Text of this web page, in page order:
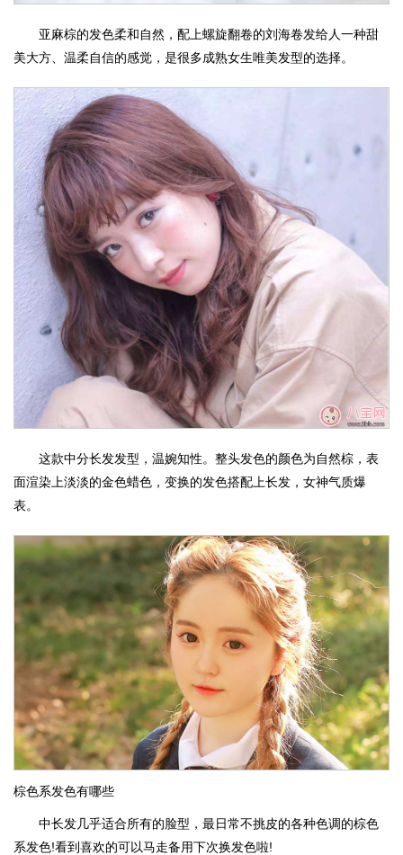
亚麻棕的发色柔和自然，配上螺旋翻卷的刘海卷发给人一种甜
美大方、温柔自信的感觉，是很多成熟女生唯美发型的选择。
这款中分长发发型，温婉知性。整头发色的颜色为自然棕，表
面渲染上淡淡的金色蜡色，变换的发色搭配上长发，女神气质爆
表。
棕色系发色有哪些
中长发几乎适合所有的脸型，最日常不挑皮的各种色调的棕色
系发色!看到喜欢的可以马走备用下次换发色啦!